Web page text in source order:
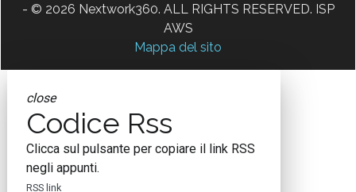
- © 2026 Nextwork360. ALL RIGHTS RESERVED. ISP
AWS
Mappa del sito
close
Codice Rss
Clicca sul pulsante per copiare il link RSS
negli appunti.
RSS link